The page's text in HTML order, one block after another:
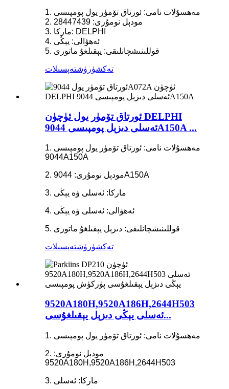
1. مەھسۇلات نامى: ئورتاق تۆمۈر يول پومپىسى
2. مودېل نومۇرى: 28447439
3. ماركا: DELPHI
4. ئەھۋالى: يېڭى
5. قوللىنىشچانلىقى: يېقىلغۇ ماتورى
تەكشۈرۈشتەپسىلات
ئورتاق تۆمۈر يول ئۈچۈن DELPHI
ئەسلى دىزېل پومپىسى 9044A150A ...
1. مەھسۇلات نامى: ئورتاق تۆمۈر يول پومپىسى
9044A150A
2. مودېل نومۇرى: 9044A150A
3. ماركا: ئەسلى ۋە يېڭى
4. ئەھۋالى: ئەسلى ۋە يېڭى
5. قوللىنىشچانلىقى: دىزېل يېقىلغۇ ماتورى
تەكشۈرۈشتەپسىلات
9520A180H,9520A186H,2644H503
ئەسلى يېڭى دىزېل يېقىلغۇسى...
1. مەھسۇلات نامى: ئورتاق تۆمۈر يول پومپىسى
2. مودېل نومۇرى:
9520A180H,9520A186H,2644H503
3. ماركا: ئەسلى